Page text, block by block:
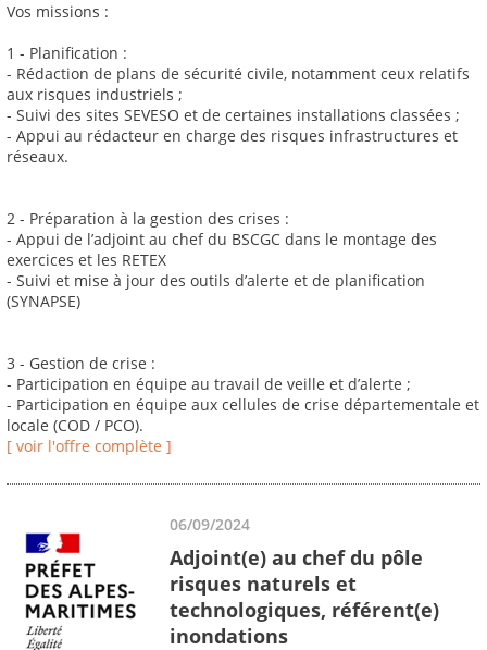
Vos missions :
1 - Planification :
- Rédaction de plans de sécurité civile, notamment ceux relatifs
aux risques industriels ;
- Suivi des sites SEVESO et de certaines installations classées ;
- Appui au rédacteur en charge des risques infrastructures et
réseaux.
2 - Préparation à la gestion des crises :
- Appui de l’adjoint au chef du BSCGC dans le montage des
exercices et les RETEX
- Suivi et mise à jour des outils d’alerte et de planification
(SYNAPSE)
3 - Gestion de crise :
- Participation en équipe au travail de veille et d’alerte ;
- Participation en équipe aux cellules de crise départementale et
locale (COD / PCO).
[ voir l'offre complète ]
06/09/2024
Adjoint(e) au chef du pôle
risques naturels et
technologiques, référent(e)
inondations